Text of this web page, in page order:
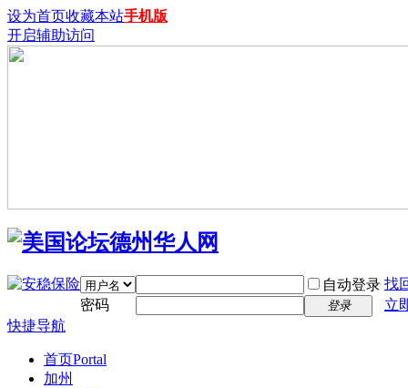
设为首页收藏本站手机版
开启辅助访问
自动登录 找
密码
登录
立
快捷导航
首页Portal
加州